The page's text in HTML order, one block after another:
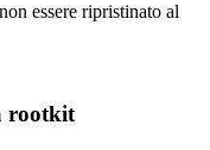
essere ripristinato al
rootkit